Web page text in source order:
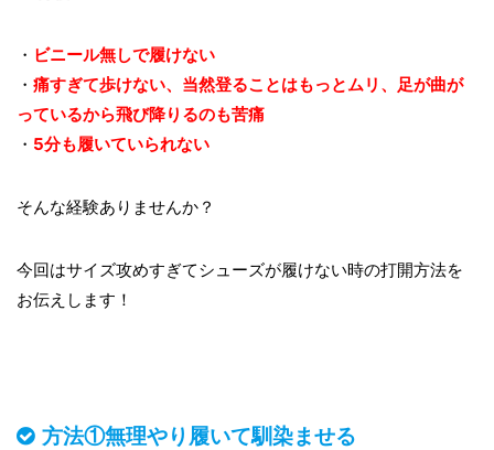
・ ビニール無しで履けない
・ 痛すぎて歩けない、当然登ることはもっとムリ、足が曲が
っているから飛び降りるのも苦痛
・ 5分も履いていられない
そんな経験ありませんか？
今回はサイズ攻めすぎてシューズが履けない時の打開方法を
お伝えします！
方法①無理やり履いて馴染ませる